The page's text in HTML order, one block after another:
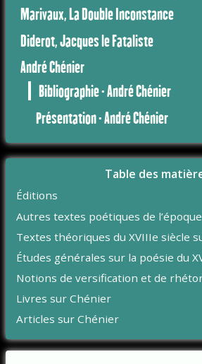
Marivaux, La Double Inconstance
Diderot, Jacques le Fataliste
André Chénier
Bibliographie - André Chénier
Présentation - André Chénier
Table des
Éditions
Autres textes poétiques de l’époque
Textes théoriques du XVIIIe siècle
Études générales sur la poésie du
Notions de versification et de
Livres sur Chénier
Articles sur Chénier